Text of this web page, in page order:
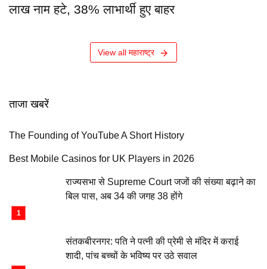
लाख नाम हटे, 38% लाभार्थी हुए बाहर
View all महाराष्ट्र
ताजा खबरें
The Founding of YouTube A Short History
Best Mobile Casinos for UK Players in 2026
राज्यसभा से Supreme Court जजों की संख्या बढ़ाने का
बिल पास, अब 34 की जगह 38 होंगे
संतकबीरनगर: पति ने पत्नी की प्रेमी से मंदिर में कराई
शादी, पांच बच्चों के भविष्य पर उठे सवाल